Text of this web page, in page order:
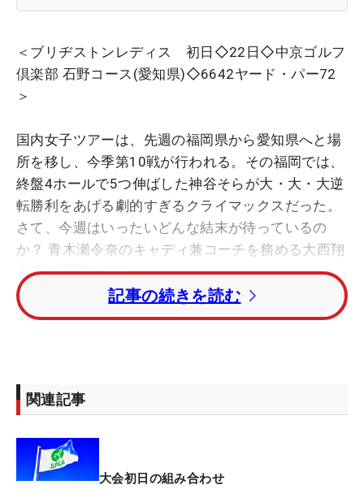
＜ブリヂストンレディス 初日◇22日◇中京ゴルフ
倶楽部 石野コース(愛知県)◇6642ヤード・パー72
＞
国内女子ツアーは、先週の福岡県から愛知県へと場
所を移し、今季第10戦が行われる。その福岡では、
終盤4ホールで5つ伸ばした神谷そらが大・大・大逆
転勝利をあげる劇的すぎるクライマックスだった。
さて、今週はいったいどんな結末が待っているの
か？ 青木瀬令奈のキャディ兼コーチを務める大西翔
太氏が展開を占う。
■“硬・重グリーン”に“厄介な穂”が待ち受けるコース
ールが止まるほどなので、どうしてもパットがショ
ートしがちになります」。今週のコースを確認し、
ロンパス（2週前のメジャー大会・ワールドレディ
スチャンピオンシップ サロンパスカップ）以上で
記事の続きを読む
関連記事
大会初日の組み合わせ